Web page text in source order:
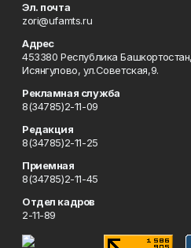
Эл. почта
zori@ufamts.ru
Адрес
453380 Республика
Исянгулово, ул.Советская,9.
Рекламная служба
8(34785)2-11-09
Редакция
8(34785)2-11-25
Приемная
8(34785)2-11-45
Отдел кадров
2-11-89